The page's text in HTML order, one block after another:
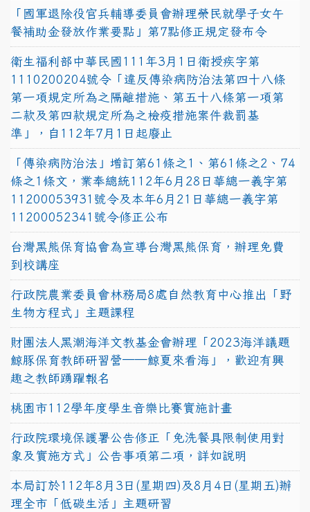
「國軍退除役官兵輔導委員會辦理榮民就學子女午
餐補助金發放作業要點」第7點修正規定發布令
衛生福利部中華民國111年3月1日衛授疾字第
1110200204號令「違反傳染病防治法第四十八條
第一項規定所為之隔離措施、第五十八條第一項第
二款及第四款規定所為之檢疫措施案件裁罰基
準」，自112年7月1日起廢止
「傳染病防治法」增訂第61條之1、第61條之2、74
條之1條文，業奉總統112年6月28日華總一義字第
11200053931號令及本年6月21日華總一義字第
11200052341號令修正公布
台灣黑熊保育協會為宣導台灣黑熊保育，辦理免費
到校講座
行政院農業委員會林務局8處自然教育中心推出「野
生物方程式」主題課程
財團法人黑潮海洋文教基金會辦理「2023海洋議題
鯨豚保育教師研習營──鯨夏來看海」，歡迎有興
趣之教師踴躍報名
桃園市112學年度學生音樂比賽實施計畫
行政院環境保護署公告修正「免洗餐具限制使用對
象及實施方式」公告事項第二項，詳如說明
本局訂於112年8月3日(星期四)及8月4日(星期五)辦
理全市「低碳生活」主題研習